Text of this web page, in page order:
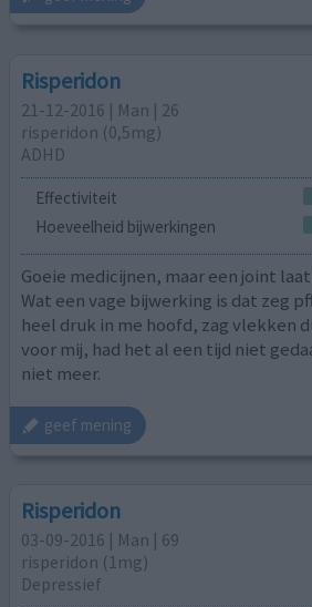
Risperidon
21-12-2016 | Man | 26
risperidon (0,5mg)
ADHD
Effectiviteit
Hoeveelheid bijwerkingen
Goeie medicijnen, maar een joint
Wat een vage bijwerking is dat zeg
heel druk in me hoofd, zag vlekken
voor mij, had het al een tijd niet
niet meer.
geef mening
Risperidon
03-09-2016 | Man | 69
risperidon (1mg)
Depressief